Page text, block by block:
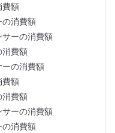
費額
の消費額
サーの消費額
消費額
ーの消費額
費額
消費額
サーの消費額
の消費額